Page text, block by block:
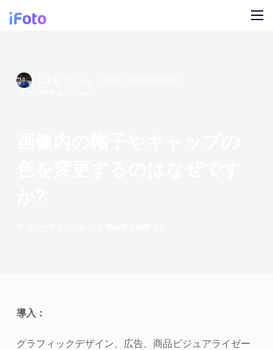
コ
ツ
AI ファッションモデル
画像の著作権
ブログ
導入：
グラフィックデザイン、広告、商品ビジュアライゼー